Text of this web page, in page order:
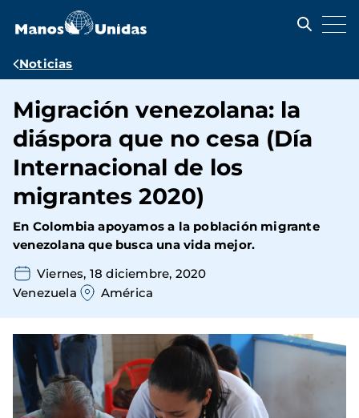
contenido
Ruta
navegación
Noticias
Migración venezolana: la
diáspora que no cesa (Día
Internacional de los
migrantes 2020)
En Colombia apoyamos a la población migrante
venezolana que busca una vida mejor.
Viernes, 18 diciembre, 2020
Venezuela
América